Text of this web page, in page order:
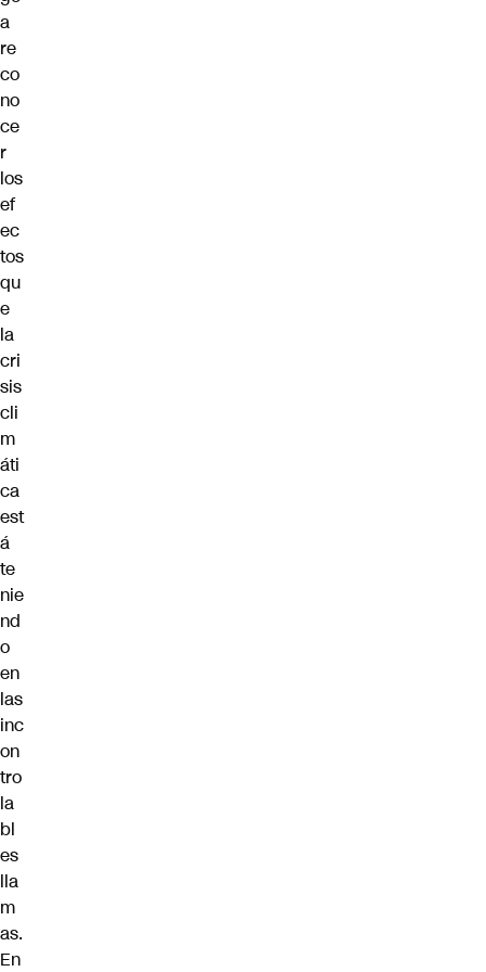
a
re
co
no
ce
r
los
ef
ec
tos
qu
e
la
cri
sis
cli
m
áti
ca
est
á
te
nie
nd
o
en
las
inc
on
tro
la
bl
es
lla
m
as.
En